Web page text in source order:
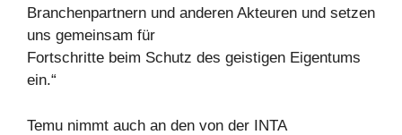
Branchenpartnern und anderen Akteuren und setzen
uns gemeinsam für
Fortschritte beim Schutz des geistigen Eigentums
ein.“
Temu nimmt auch an den von der INTA